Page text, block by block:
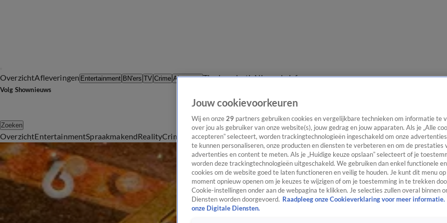
OverzichtAfleveringen Entertainment BN'ers TV Crime AlgemeenTip de redactieNieuwsbrief
Volg Shownieuws
Zoeken
OverzichtEntertainmentSpraakmakendRealityCrime Video'sAfleveringen
Wesley Sneijder
Ontdek het laatste nieuws en de nieuwste ontwikkelingen rondom Wesley Sneijder.
Artikelen over Wesley Sneijder
Bevestigd: Wesley Sneijder en Yolanthe Cabau zijn nog altijd getrouwd
Wesley Sneijder laat grote droom Xess Xava uitkomen op WK
Zien: Romy Lukassen viert bijzondere dag met Wesley Sneijder
Wesley Sneijder duikt op in bizarre trailer voor hitserie MobLand
Jouw cookievoorkeuren
Wij en onze 29 partners gebruiken cookies en vergelijkbare technieken om informatie te
over jou als gebruiker van onze website(s), jouw gedrag en jouw apparaten. Als je „Alle
accepteren” selecteert, worden trackingtechnologieën ingeschakeld om onze
te kunnen personaliseren, onze producten en diensten te verbeteren en om de prestaties
advertenties en content te meten. Als je „Huidige keuze opslaan” selecteert of je
worden deze trackingtechnologieën uitgeschakeld. We gebruiken dan enkel functionele
cookies om de website goed te laten functioneren en veilig te houden. Je kunt dit menu
moment opnieuw openen om je keuzes te wijzigen of om je toestemming in te trekken
Cookie-instellingen onder aan de webpagina te klikken. Je selecties zullen overal binnen
Diensten worden doorgevoerd. Raadpleeg onze Cookieverklaring voor meer informatie.
onze Digitale Diensten.